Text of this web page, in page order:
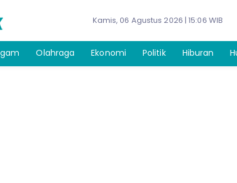
Kamis, 06 Agustus 2026 | 15:06 WIB
Olahraga Ekonomi Politik Hiburan